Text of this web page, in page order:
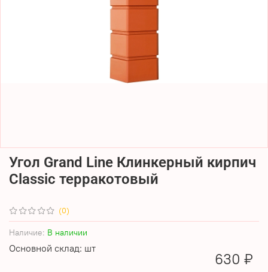
(0)
Наличие: В наличии
Основной склад: шт
Угол Grand Line Клинкерный кирпич
Classic терракотовый
630 ₽